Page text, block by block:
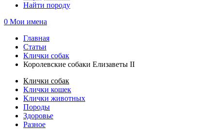
Найти породу
0 Мои имена
Вы здесь
Главная
Статьи
Клички собак
Королевские собаки Елизаветы II
Клички собак
Клички кошек
Клички животных
Породы
Здоровье
Разное